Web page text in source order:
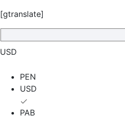
[gtranslate]
USD
PEN
USD
PAB